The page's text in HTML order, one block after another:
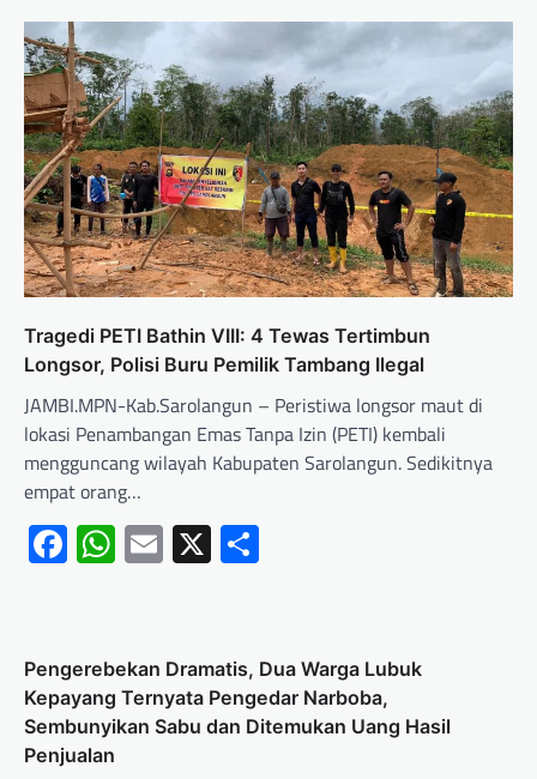
Tragedi PETI Bathin VIII: 4 Tewas Tertimbun
Longsor, Polisi Buru Pemilik Tambang Ilegal
JAMBI.MPN-Kab.Sarolangun – Peristiwa longsor maut di
lokasi Penambangan Emas Tanpa Izin (PETI) kembali
mengguncang wilayah Kabupaten Sarolangun. Sedikitnya
empat orang…
Facebook
WhatsApp
Email
X
Pengerebekan Dramatis, Dua Warga Lubuk
Kepayang Ternyata Pengedar Narboba,
Sembunyikan Sabu dan Ditemukan Uang Hasil
Penjualan